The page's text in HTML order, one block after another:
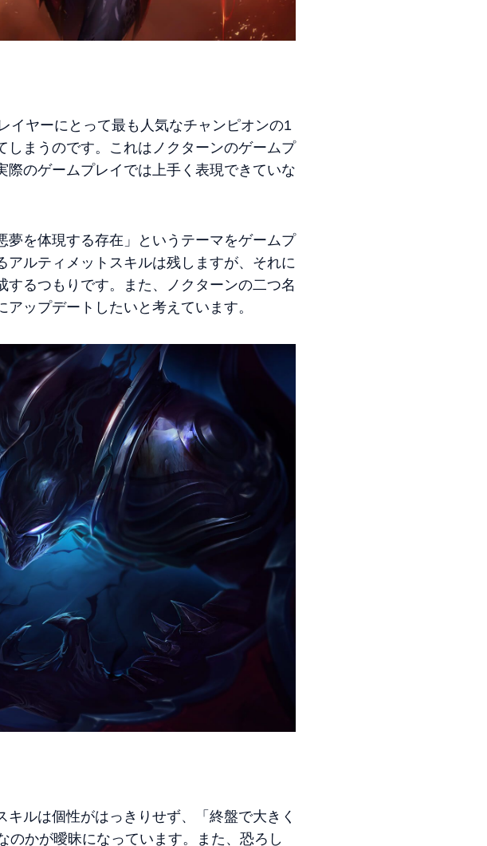
イヤーにとって最も人気なチャンピオンの1
まうのです。これはノクターンのゲームプ
のゲームプレイでは上手く表現できていな
を体現する存在」というテーマをゲームプ
ルティメットスキルは残しますが、それに
るつもりです。また、ノクターンの二つ名
ップデートしたいと考えています。
ルは個性がはっきりせず、「終盤で大きく
かが曖昧になっています。また、恐ろし